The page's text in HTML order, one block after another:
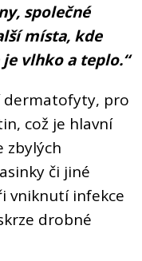
společné
místa, kde
vlhko a teplo.“
dermatofyty, pro
což je hlavní
zbylých
či jiné
vniknutí infekce
drobné